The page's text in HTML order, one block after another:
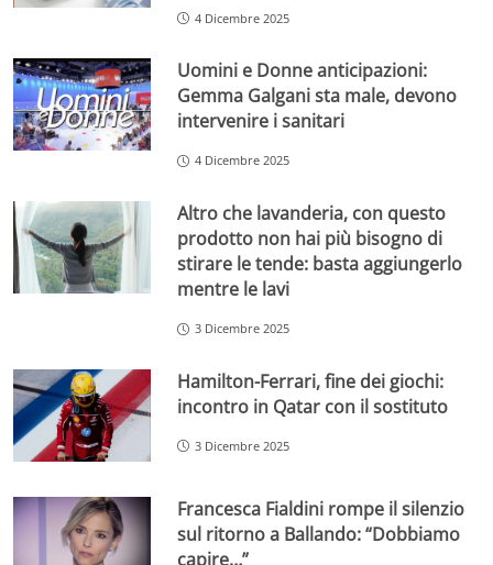
4 Dicembre 2025
Uomini e Donne anticipazioni:
Gemma Galgani sta male, devono
intervenire i sanitari
4 Dicembre 2025
Altro che lavanderia, con questo
prodotto non hai più bisogno di
stirare le tende: basta aggiungerlo
mentre le lavi
3 Dicembre 2025
Hamilton-Ferrari, fine dei giochi:
incontro in Qatar con il sostituto
3 Dicembre 2025
Francesca Fialdini rompe il silenzio
sul ritorno a Ballando: “Dobbiamo
capire…”